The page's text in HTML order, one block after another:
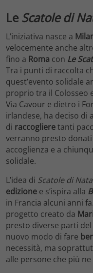
Le Scatole di
L’iniziativa nasce a
velocemente anche
fino a Roma con Le
Tra i punti di raccolta
quest’evento solidale
proprio tra il Colosseo
Via Cavour e dietro i
irlandese, ha deciso di
di raccoglieretanti
verranno presto
accoglienza e a
solidale.
L’idea di Scatole di
edizione e s’ispira alla
in Francia alcuni anni
progetto creato da
presto diverse parti
nuovo modo di fare
necessità, ma
alle persone che più